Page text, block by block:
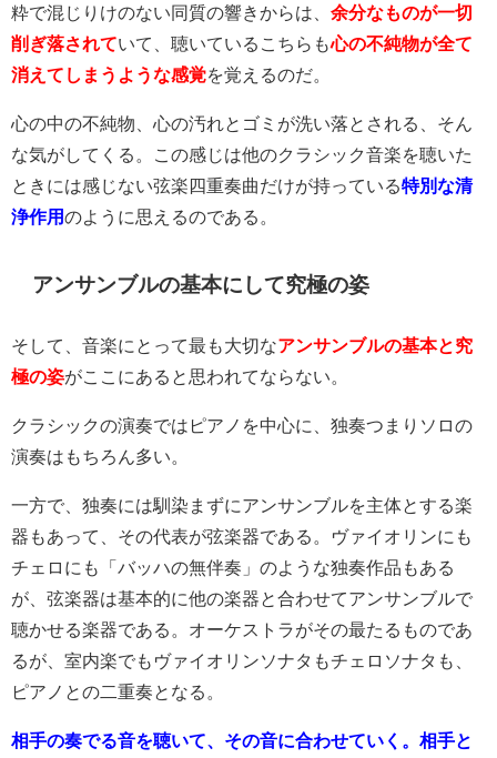
粋で混じりけのない同質の響きからは、 余分なものが一切
削ぎ落されていて、聴いているこちらも心の不純物が全て
消えてしまうような感覚を覚えるのだ。
心の中の不純物、心の汚れとゴミが洗い落とされる、そん
な気がしてくる。この感じは他のクラシック音楽を聴いた
ときには感じない弦楽四重奏曲だけが持っている特別な清
浄作用のように思えるのである。
アンサンブルの基本にして究極の姿
そして、音楽にとって最も大切なアンサンブルの基本と究
極の姿がここにあると思われてならない。
クラシックの演奏ではピアノを中心に、独奏つまりソロの
演奏はもちろん多い。
一方で、独奏には馴染まずにアンサンブルを主体とする楽
器もあって、その代表が弦楽器である。ヴァイオリンにも
チェロにも「バッハの無伴奏」のような独奏作品もある
が、弦楽器は基本的に他の楽器と合わせてアンサンブルで
聴かせる楽器である。オーケストラがその最たるものであ
るが、室内楽でもヴァイオリンソナタもチェロソナタも、
ピアノとの二重奏となる。
相手の奏でる音を聴いて、その音に合わせていく。相手と